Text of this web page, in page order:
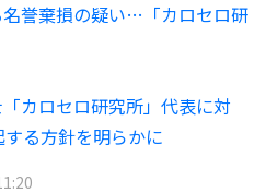
名誉棄損の疑い…「カロセロ研
カロセロ研究所」代表に対
る方針を明らかに